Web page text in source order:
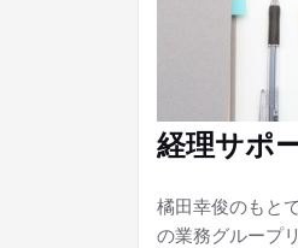
経理サポ
橘田幸俊のもと
の業務グループ